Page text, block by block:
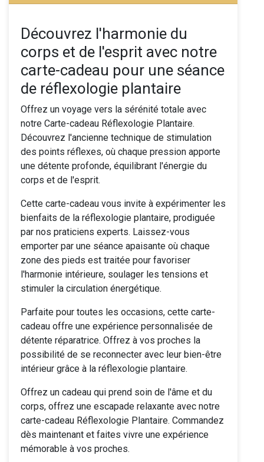
Découvrez l'harmonie du
corps et de l'esprit avec notre
carte-cadeau pour une séance
de réflexologie plantaire
Offrez un voyage vers la sérénité totale avec
notre Carte-cadeau Réflexologie Plantaire.
Découvrez l'ancienne technique de stimulation
des points réflexes, où chaque pression apporte
une détente profonde, équilibrant l'énergie du
corps et de l'esprit.
Cette carte-cadeau vous invite à expérimenter les
bienfaits de la réflexologie plantaire, prodiguée
par nos praticiens experts. Laissez-vous
emporter par une séance apaisante où chaque
zone des pieds est traitée pour favoriser
l'harmonie intérieure, soulager les tensions et
stimuler la circulation énergétique.
Parfaite pour toutes les occasions, cette carte-
cadeau offre une expérience personnalisée de
détente réparatrice. Offrez à vos proches la
possibilité de se reconnecter avec leur bien-être
intérieur grâce à la réflexologie plantaire.
Offrez un cadeau qui prend soin de l'âme et du
corps, offrez une escapade relaxante avec notre
carte-cadeau Réflexologie Plantaire. Commandez
dès maintenant et faites vivre une expérience
mémorable à vos proches.